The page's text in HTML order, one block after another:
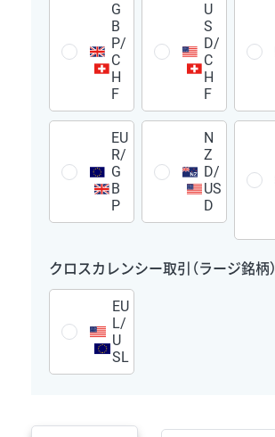
G
B
P/
C
H
F
U
S
D/
C
H
F
EU
R/
G
B
P
N
Z
D/
US
D
クロスカレンシー取引（ラージ銘柄）
EU
L/
U
SL